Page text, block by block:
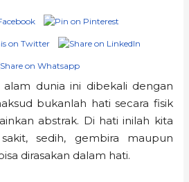
dunia ini dibekali dengan
bukanlah hati secara fisik
abstrak. Di hati inilah kita
sedih, gembira maupun
dirasakan dalam hati.